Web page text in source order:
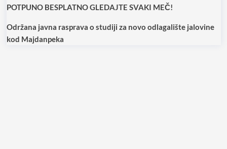
POTPUNO BESPLATNO GLEDAJTE SVAKI MEČ!
Održana javna rasprava o studiji za novo odlagalište jalovine
kod Majdanpeka